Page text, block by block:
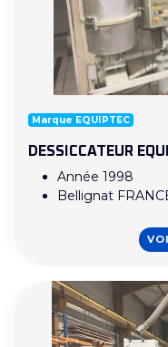
Marque EQUIPTEC
DESSICCATEUR
Année 1998
Bellignat